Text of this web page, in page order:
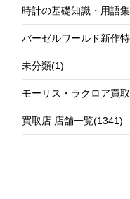
時計の基礎知識・用語集
バーゼルワールド新作
未分類(1)
モーリス・ラクロア買
買取店 店舗一覧(1341)